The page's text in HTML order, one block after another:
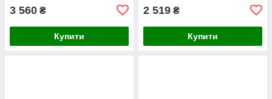
3 560 ₴
Купити
2 519 ₴
Купити